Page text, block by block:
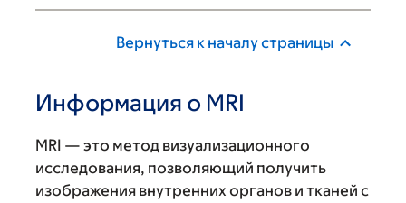
Вернуться к началу страницы
Информация о MRI
MRI — это метод визуализационного
исследования, позволяющий получить
изображения внутренних органов и тканей с